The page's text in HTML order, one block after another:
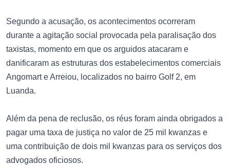
Segundo a acusação, os acontecimentos ocorreram
durante a agitação social provocada pela paralisação dos
taxistas, momento em que os arguidos atacaram e
danificaram as estruturas dos estabelecimentos comerciais
Angomart e Arreiou, localizados no bairro Golf 2, em
Luanda.
Além da pena de reclusão, os réus foram ainda obrigados a
pagar uma taxa de justiça no valor de 25 mil kwanzas e
uma contribuição de dois mil kwanzas para os serviços dos
advogados oficiosos.